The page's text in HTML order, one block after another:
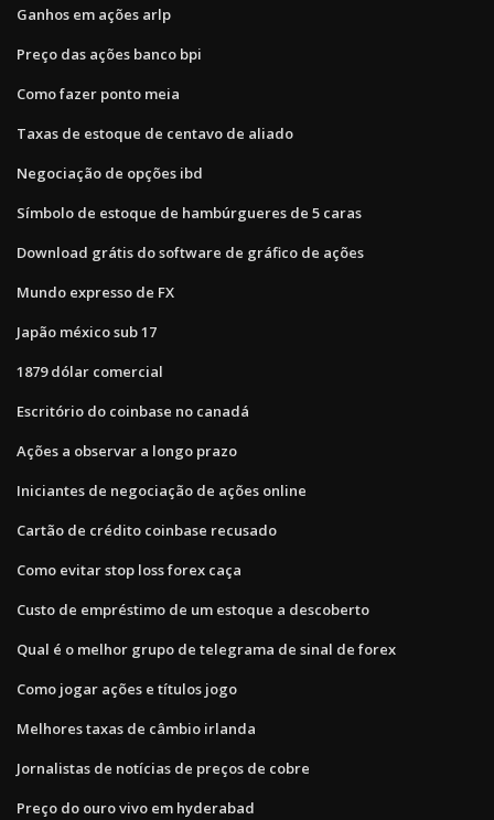
Ganhos em ações arlp
Preço das ações banco bpi
Como fazer ponto meia
Taxas de estoque de centavo de aliado
Negociação de opções ibd
Símbolo de estoque de hambúrgueres de 5 caras
Download grátis do software de gráfico de ações
Mundo expresso de FX
Japão méxico sub 17
1879 dólar comercial
Escritório do coinbase no canadá
Ações a observar a longo prazo
Iniciantes de negociação de ações online
Cartão de crédito coinbase recusado
Como evitar stop loss forex caça
Custo de empréstimo de um estoque a descoberto
Qual é o melhor grupo de telegrama de sinal de forex
Como jogar ações e títulos jogo
Melhores taxas de câmbio irlanda
Jornalistas de notícias de preços de cobre
Preço do ouro vivo em hyderabad